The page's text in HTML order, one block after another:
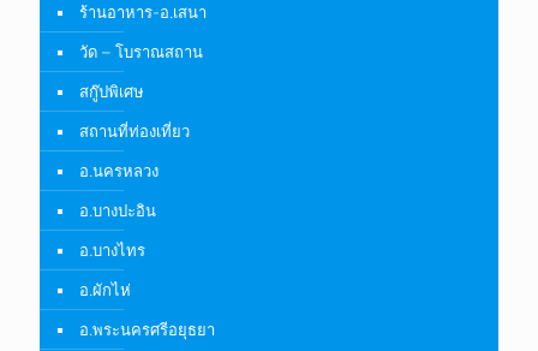
ร้านอาหาร-อ.เสนา
วัด – โบราณสถาน
สกู๊ปพิเศษ
สถานที่ท่องเที่ยว
อ.นครหลวง
อ.บางปะอิน
อ.บางไทร
อ.ผักไห่
อ.พระนครศรีอยุธยา